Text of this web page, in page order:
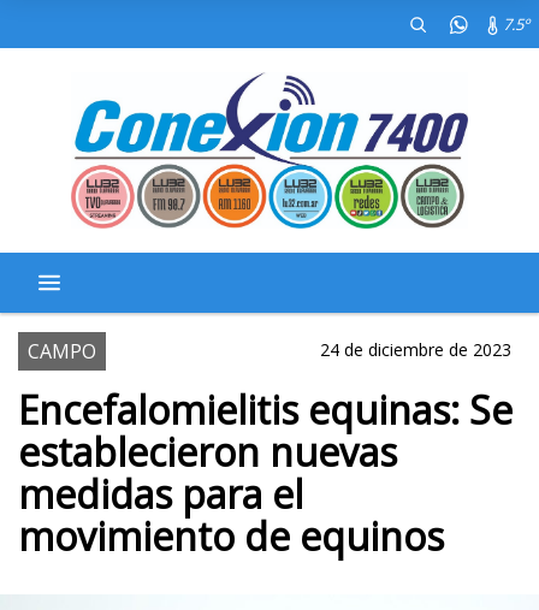
7.5º
CAMPO 24 de diciembre de 2023
Encefalomielitis equinas: Se
establecieron nuevas
medidas para el
movimiento de equinos